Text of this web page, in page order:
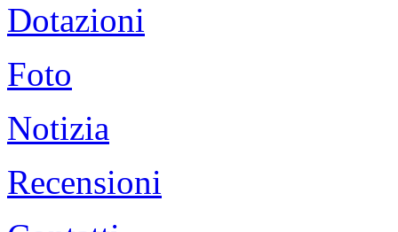
Dotazioni
Foto
Notizia
Recensioni